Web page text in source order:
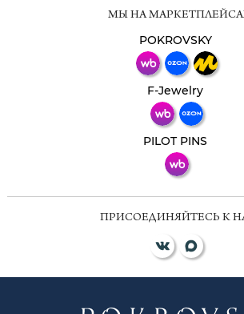
МЫ НА
POKROVSKY
F-Jewelry
PILOT PINS
ПРИСОЕДИНЯЙТЕСЬ К